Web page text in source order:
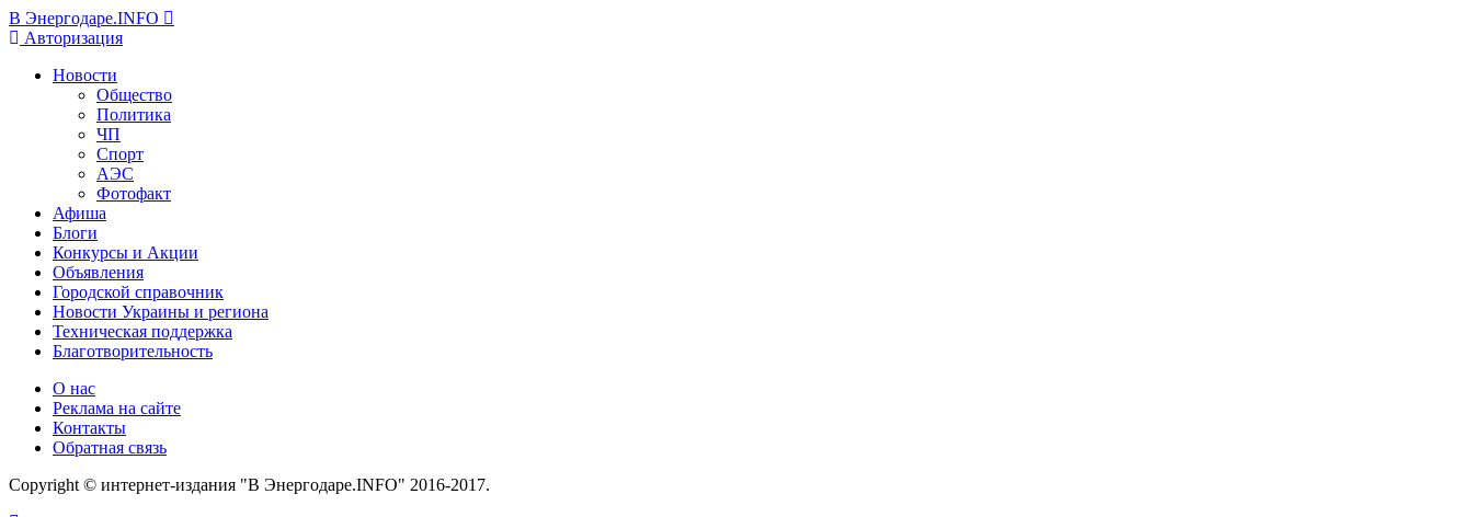
В Энергодаре.INFO
Авторизация
Новости
Общество
Политика
ЧП
Спорт
АЭС
Фотофакт
Афиша
Блоги
Конкурсы и Акции
Объявления
Городской справочник
Новости Украины и региона
Техническая поддержка
Благотворительность
О нас
Реклама на сайте
Контакты
Обратная связь
Copyright © интернет-издания "В Энергодаре.INFO" 2016-2017.